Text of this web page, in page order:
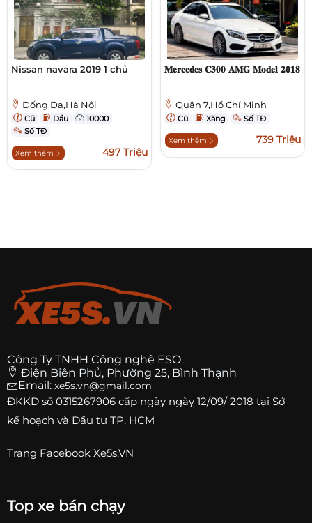
Nissan navara 2019 1 chủ
Đống Đa,Hà Nội
Cũ Dầu
10000
Số TĐ
Xem thêm 497 Triệu
𝐌𝐞𝐫𝐜𝐞𝐝𝐞𝐬 𝐂𝟑𝟎𝟎 𝐀𝐌𝐆 𝐌𝐨𝐝𝐞𝐥 𝟐𝟎𝟏𝟖
Quận 7,Hồ Chí Minh
Cũ Xăng Số TĐ
Xem thêm 739 Triệu
Công Ty TNHH Công nghệ ESO
Điện Biên Phủ, Phường 25, Bình Thạnh
Email: xe5s.vn@gmail.com
ĐKKD số 0315267906 cấp ngày ngày 12/09/ 2018 tại Sở
kế hoạch và Đầu tư TP. HCM
Trang Facebook Xe5s.VN
Top xe bán chạy